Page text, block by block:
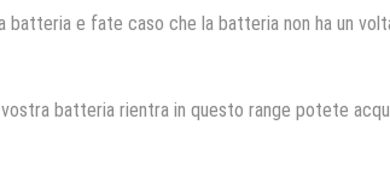
e fate caso che la batteria non ha un
batteria rientra in questo range potete